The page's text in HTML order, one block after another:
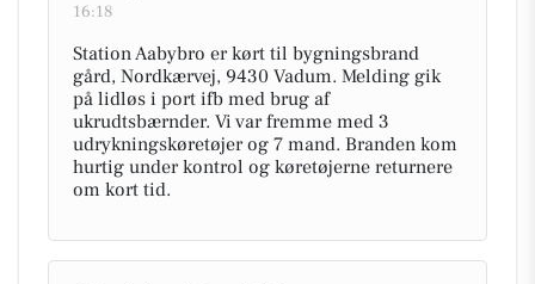
16:18
Station Aabybro er kørt til bygningsbrand
gård, Nordkærvej, 9430 Vadum. Melding gik
på lidløs i port ifb med brug af
ukrudtsbærnder. Vi var fremme med 3
udrykningskøretøjer og 7 mand. Branden kom
hurtig under kontrol og køretøjerne returnere
om kort tid.